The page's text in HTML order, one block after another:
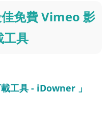
免費 Vimeo 影
工具
工具 - iDowner 」